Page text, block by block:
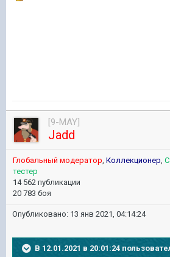
[9-MAY]
Jadd
Глобальный модератор, Коллекционер,
тестер
14 562 публикации
20 783 боя
Опубликовано: 13 янв 2021, 04:14:24
В 12.01.2021 в 20:01:24